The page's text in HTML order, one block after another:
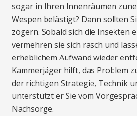
sogar in Ihren Innenräumen
Wespen belästigt? Dann sollten
zögern. Sobald sich die Insekten
vermehren sie sich rasch und
erheblichem Aufwand wieder
Kammerjäger hilft, das Problem
der richtigen Strategie, Technik
unterstützt er Sie vom
Nachsorge.